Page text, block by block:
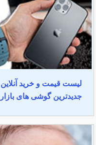
لیست قیمت و خرید آنلاین
جدیدترین گوشی های بازار